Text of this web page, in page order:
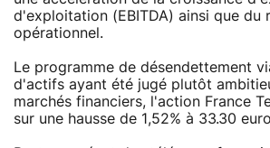
d'exploitation (EBITDA) ainsi que du
opérationnel.
Le programme de désendettement
d'actifs ayant été jugé plutôt
marchés financiers, l'action France
sur une hausse de 1,52% à 33.30